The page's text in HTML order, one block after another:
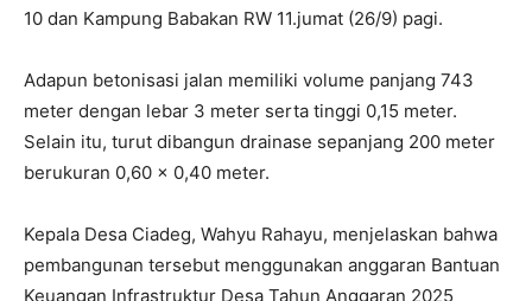
10 dan Kampung Babakan RW 11.jumat (26/9) pagi.
Adapun betonisasi jalan memiliki volume panjang 743
meter dengan lebar 3 meter serta tinggi 0,15 meter.
Selain itu, turut dibangun drainase sepanjang 200 meter
berukuran 0,60 x 0,40 meter.
Kepala Desa Ciadeg, Wahyu Rahayu, menjelaskan bahwa
pembangunan tersebut menggunakan anggaran Bantuan
Keuangan Infrastruktur Desa Tahun Anggaran 2025